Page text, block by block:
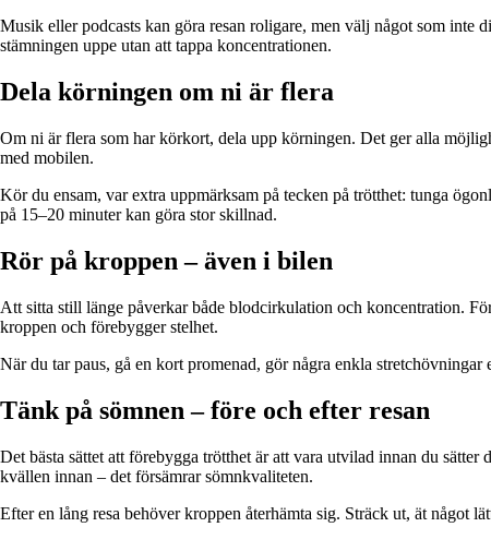
Musik eller podcasts kan göra resan roligare, men välj något som
stämningen uppe utan att tappa koncentrationen.
Dela körningen om ni är flera
Om ni är flera som har körkort, dela upp körningen. Det ger alla
med mobilen.
Kör du ensam, var extra uppmärksam på tecken på trötthet: tunga
på 15–20 minuter kan göra stor skillnad.
Rör på kroppen – även i bilen
Att sitta still länge påverkar både blodcirkulation och koncentration.
kroppen och förebygger stelhet.
När du tar paus, gå en kort promenad, gör några enkla
Tänk på sömnen – före och efter resan
Det bästa sättet att förebygga trötthet är att vara utvilad innan du
kvällen innan – det försämrar sömnkvaliteten.
Efter en lång resa behöver kroppen återhämta sig. Sträck ut, ät något